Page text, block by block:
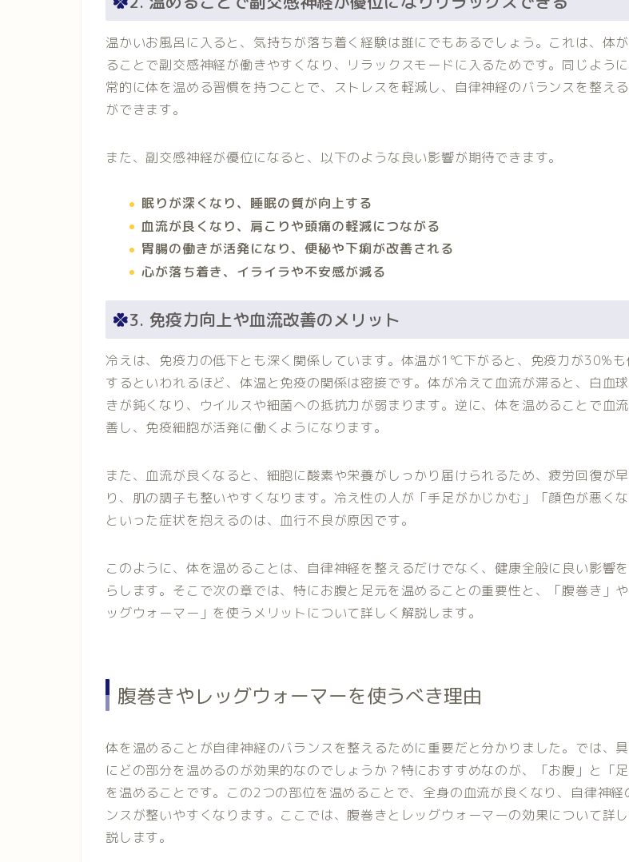
温かいお風呂に入ると、気持ちが落ち着く経験は誰にでもあるでしょう。これは、体
ることで副交感神経が働きやすくなり、リラックスモードに入るためです。同じよう
常的に体を温める習慣を持つことで、ストレスを軽減し、自律神経のバランスを整え
ができます。
また、副交感神経が優位になると、以下のような良い影響が期待できます。
眠りが深くなり、睡眠の質が向上する
血流が良くなり、肩こりや頭痛の軽減につながる
胃腸の働きが活発になり、便秘や下痢が改善される
心が落ち着き、イライラや不安感が減る
3. 免疫力向上や血流改善のメリット
冷えは、免疫力の低下とも深く関係しています。体温が1℃下がると、免疫力が30%も
するといわれるほど、体温と免疫の関係は密接です。体が冷えて血流が滞ると、白血
きが鈍くなり、ウイルスや細菌への抵抗力が弱まります。逆に、体を温めることで血
善し、免疫細胞が活発に働くようになります。
また、血流が良くなると、細胞に酸素や栄養がしっかり届けられるため、疲労回復が
り、肌の調子も整いやすくなります。冷え性の人が「手足がかじかむ」「顔色が悪くな
といった症状を抱えるのは、血行不良が原因です。
このように、体を温めることは、自律神経を整えるだけでなく、健康全般に良い影響
らします。そこで次の章では、特にお腹と足元を温めることの重要性と、「腹巻き」
ッグウォーマー」を使うメリットについて詳しく解説します。
腹巻きやレッグウォーマーを使うべき理由
体を温めることが自律神経のバランスを整えるために重要だと分かりました。では、
にどの部分を温めるのが効果的なのでしょうか？特におすすめなのが、「お腹」と「足
を温めることです。この2つの部位を温めることで、全身の血流が良くなり、自律神経
ンスが整いやすくなります。ここでは、腹巻きとレッグウォーマーの効果について詳
説します。